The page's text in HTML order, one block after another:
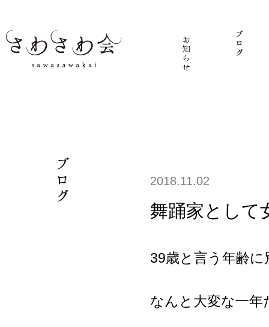
2018.11.02
舞踊家として
39歳と言う年齢
なんと大変な一